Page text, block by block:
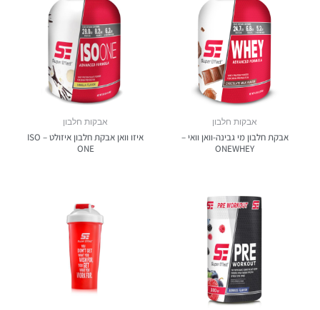
אבקות חלבון
אבקת חלבון מי גבינה-וואן וואי –
ONEWHEY
אבקות חלבון
איזו וואן אבקת חלבון איזולט – ISO
ONE